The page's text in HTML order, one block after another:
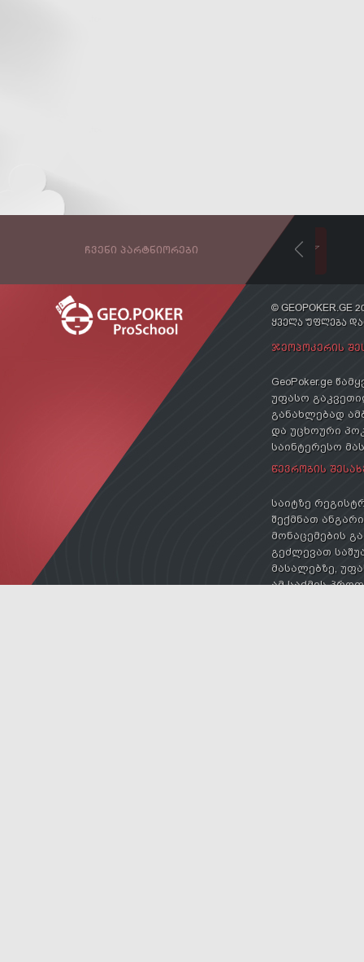
ᲩᲕᲔᲜᲘ ᲞᲐᲠᲢᲜᲘᲝᲠᲔᲑᲘ
© GEOPOKER.GE
ᲧᲕᲔᲚᲐ ᲣᲤᲚᲔᲑᲐ
ᲯᲔᲝᲞᲝᲙᲔᲠᲘᲡ
GeoPoker.ge
უფასო
განახლებად
და უცხოური
საინტერესო
ᲬᲔᲕᲠᲝᲑᲘᲡ
საიტზე
შექმნათ
მონაცემების
გეძლევათ
მასალებზე,
ამ საქმის